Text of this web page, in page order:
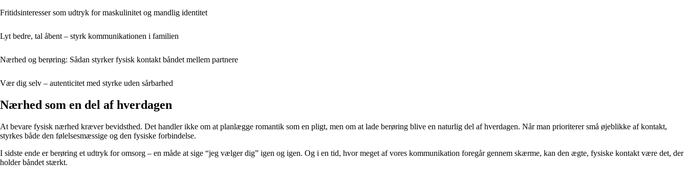
Fritidsinteresser som udtryk for maskulinitet og mandlig identitet
Lyt bedre, tal åbent – styrk kommunikationen i familien
Nærhed og berøring: Sådan styrker fysisk kontakt båndet mellem partnere
Vær dig selv – autenticitet med styrke uden sårbarhed
Nærhed som en del af hverdagen
At bevare fysisk nærhed kræver bevidsthed. Det handler ikke om at planlægge romantik som en pligt, men om at lade berøring blive en naturlig del af hverdagen. Når man prioriterer små øjeblikke af kontakt,
styrkes både den følelsesmæssige og den fysiske forbindelse.
I sidste ende er berøring et udtryk for omsorg – en måde at sige “jeg vælger dig” igen og igen. Og i en tid, hvor meget af vores kommunikation foregår gennem skærme, kan den ægte, fysiske kontakt være det, der
holder båndet stærkt.